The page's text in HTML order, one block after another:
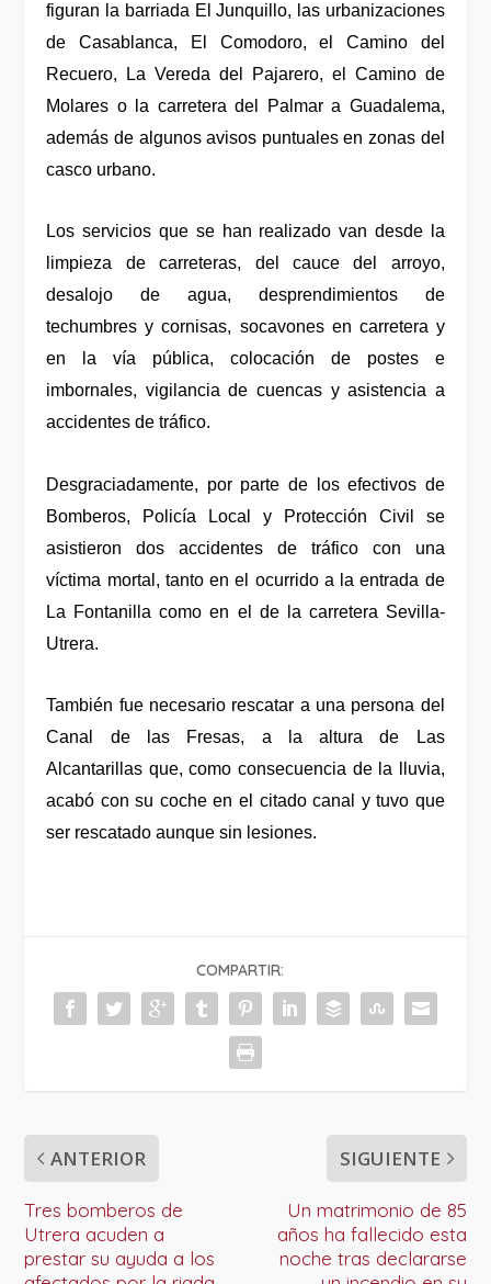
figuran la barriada El Junquillo, las urbanizaciones
de Casablanca, El Comodoro, el Camino del
Recuero, La Vereda del Pajarero, el Camino de
Molares o la carretera del Palmar a Guadalema,
además de algunos avisos puntuales en zonas del
casco urbano.
Los servicios que se han realizado van desde la
limpieza de carreteras, del cauce del arroyo,
desalojo de agua, desprendimientos de
techumbres y cornisas, socavones en carretera y
en la vía pública, colocación de postes e
imbornales, vigilancia de cuencas y asistencia a
accidentes de tráfico.
Desgraciadamente, por parte de los efectivos de
Bomberos, Policía Local y Protección Civil se
asistieron dos accidentes de tráfico con una
víctima mortal, tanto en el ocurrido a la entrada de
La Fontanilla como en el de la carretera Sevilla-
Utrera.
También fue necesario rescatar a una persona del
Canal de las Fresas, a la altura de Las
Alcantarillas que, como consecuencia de la lluvia,
acabó con su coche en el citado canal y tuvo que
ser rescatado aunque sin lesiones.
COMPARTIR:
ANTERIOR
Tres bomberos de
Utrera acuden a
prestar su ayuda a los
SIGUIENTE
Un matrimonio de 85
años ha fallecido esta
noche tras declararse